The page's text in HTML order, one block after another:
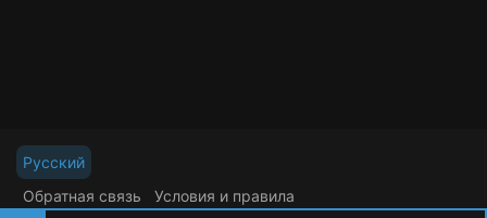
Русский
Обратная связь
Условия и правила